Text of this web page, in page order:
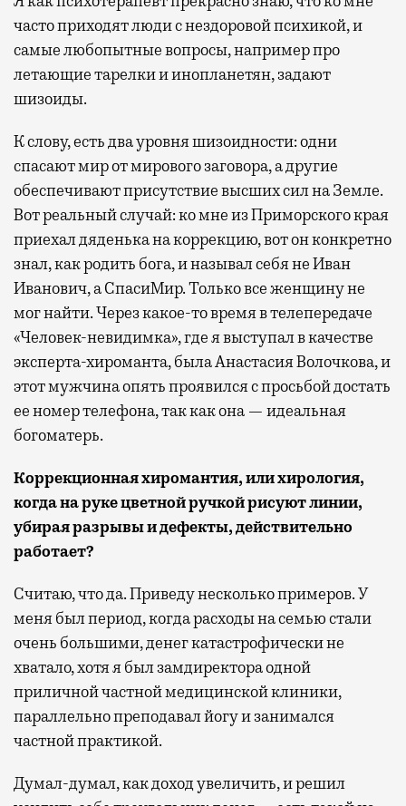
часто приходят люди с нездоровой психикой, и
самые любопытные вопросы, например про
летающие тарелки и инопланетян, задают
шизоиды.
К слову, есть два уровня шизоидности: одни
спасают мир от мирового заговора, а другие
обеспечивают присутствие высших сил на Земле.
Вот реальный случай: ко мне из Приморского края
приехал дяденька на коррекцию, вот он конкретно
знал, как родить бога, и называл себя не Иван
Иванович, а СпасиМир. Только все женщину не
мог найти. Через какое-то время в телепередаче
«Человек-невидимка», где я выступал в качестве
эксперта-хироманта, была Анастасия Волочкова, и
этот мужчина опять проявился с просьбой достать
ее номер телефона, так как она — идеальная
богоматерь.
Коррекционная хиромантия, или хирология,
когда на руке цветной ручкой рисуют линии,
убирая разрывы и дефекты, действительно
работает?
Считаю, что да. Приведу несколько примеров. У
меня был период, когда расходы на семью стали
очень большими, денег катастрофически не
хватало, хотя я был замдиректора одной
приличной частной медицинской клиники,
параллельно преподавал йогу и занимался
частной практикой.
Думал-думал, как доход увеличить, и решил